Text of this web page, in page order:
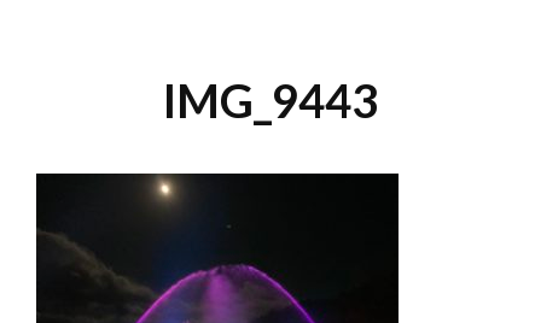
IMG_9443